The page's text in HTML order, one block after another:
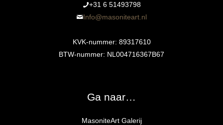
+31 6 51493798‬
Info@masoniteart.nl
KVK-nummer: 89317610
BTW-nummer: NL004716367B67
Ga naar…
MasoniteArt Galerij